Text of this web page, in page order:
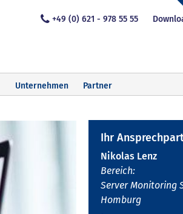
+49 (0) 621 - 978 55 55
Unternehmen Partner
Ihr
Nikolas Lenz
Bereich:
Server Monitoring
Homburg